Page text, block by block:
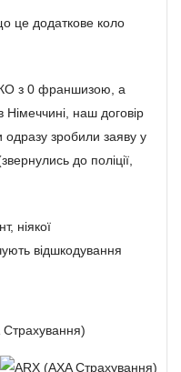
це додаткове коло
з 0 франшизою, а
наш договір
одразу зробили заяву у
до поліції,
ніякої
відшкодування